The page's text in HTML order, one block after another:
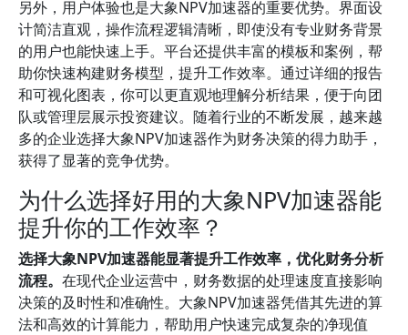
另外，用户体验也是大象NPV加速器的重要优势。界面设
计简洁直观，操作流程逻辑清晰，即使没有专业财务背景
的用户也能快速上手。平台还提供丰富的模板和案例，帮
助你快速构建财务模型，提升工作效率。通过详细的报告
和可视化图表，你可以更直观地理解分析结果，便于向团
队或管理层展示投资建议。随着行业的不断发展，越来越
多的企业选择大象NPV加速器作为财务决策的得力助手，
获得了显著的竞争优势。
为什么选择好用的大象NPV加速器能
提升你的工作效率？
选择大象NPV加速器能显著提升工作效率，优化财务分析
流程。 在现代企业运营中，财务数据的处理速度直接影响
决策的及时性和准确性。大象NPV加速器凭借其先进的算
法和高效的计算能力，帮助用户快速完成复杂的净现值